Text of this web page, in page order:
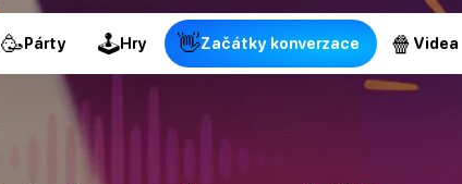
🥳Párty 🕹Hry 👋Začátky konverzace 🍿 Videa